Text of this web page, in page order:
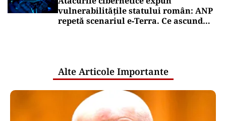
vulnerabilitățile statului român: ANP
repetă scenariul e‑Terra. Ce ascund
Alte Articole Importante